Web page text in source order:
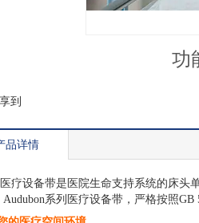
功
到
品详情
设备带是医院生命支持系统的床头单
系列医疗设备带，严格按照GB